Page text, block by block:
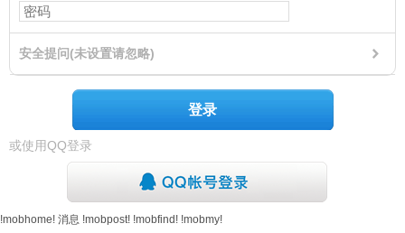
安全提问(未设置请忽略)
登录
或使用QQ登录
!mobhome! 消息 !mobpost! !mobfind! !mobmy!